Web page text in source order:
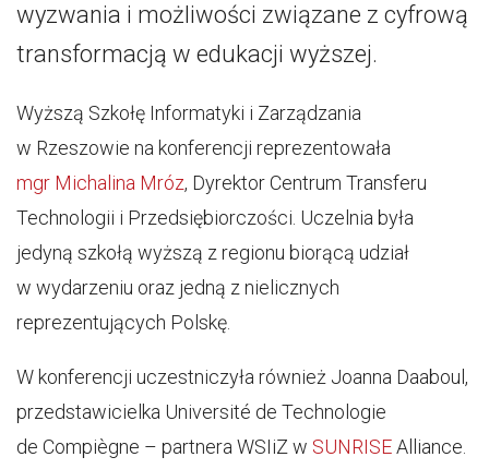
wyzwania i możliwości związane z cyfrową
transformacją w edukacji wyższej.
Wyższą Szkołę Informatyki i Zarządzania
w Rzeszowie na konferencji reprezentowała
mgr Michalina Mróz, Dyrektor Centrum Transferu
Technologii i Przedsiębiorczości. Uczelnia była
jedyną szkołą wyższą z regionu biorącą udział
w wydarzeniu oraz jedną z nielicznych
reprezentujących Polskę.
W konferencji uczestniczyła również Joanna Daaboul,
przedstawicielka Université de Technologie
de Compiègne – partnera WSIiZ w SUNRISEAlliance.